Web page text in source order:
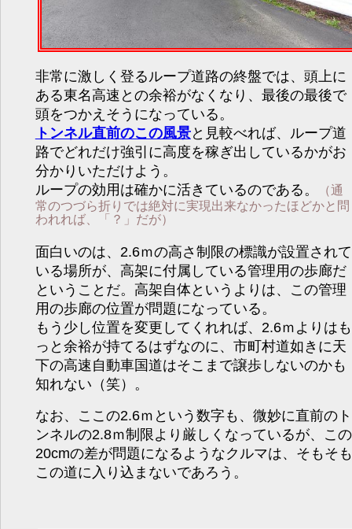
非常に激しく登るループ道路の終盤では、頭上に
ある東名高速との余裕がなくなり、最後の最後で
頭をつかえそうになっている。
トンネル直前のこの風景と見較べれば、ループ道
路でどれだけ強引に高度を稼ぎ出しているかがお
分かりいただけよう。
ループの効用は確かに活きているのである。
（通
常のつづら折りでは絶対に実現出来なかったほどかと問
われれば、「？」だが）
面白いのは、2.6ｍの高さ制限の標識が設置されて
いる場所が、高架に付属している管理用の歩廊だ
ということだ。高架自体というよりは、この管理
用の歩廊の位置が問題になっている。
もう少し位置を変更してくれれば、2.6ｍよりはも
っと余裕が持てるはずなのに、市町村道如きに天
下の高速自動車国道はそこまで譲歩しないのかも
知れない（笑）。
なお、ここの2.6ｍという数字も、微妙に直前のト
ンネルの2.8ｍ制限より厳しくなっているが、この
20cmの差が問題になるようなクルマは、そもそも
この道に入り込まないであろう。